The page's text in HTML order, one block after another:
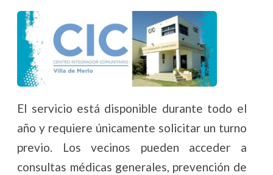
El servicio está disponible durante todo el
año y requiere únicamente solicitar un turno
previo. Los vecinos pueden acceder a
consultas médicas generales, prevención de